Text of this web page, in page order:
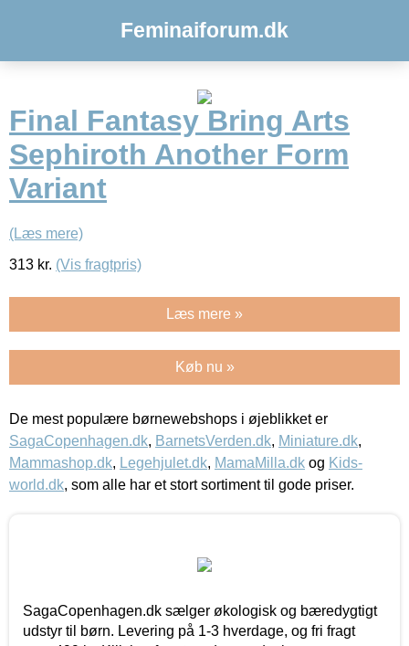
Feminaiforum.dk
Final Fantasy Bring Arts
Sephiroth Another Form
Variant
(Læs mere)
313 kr. (Vis fragtpris)
Læs mere »
Køb nu »
De mest populære børnewebshops i øjeblikket er
SagaCopenhagen.dk, BarnetsVerden.dk, Miniature.dk,
Mammashop.dk, Legehjulet.dk, MamaMilla.dk og Kids-
world.dk, som alle har et stort sortiment til gode priser.
SagaCopenhagen.dk sælger økologisk og bæredygtigt
udstyr til børn. Levering på 1-3 hverdage, og fri fragt